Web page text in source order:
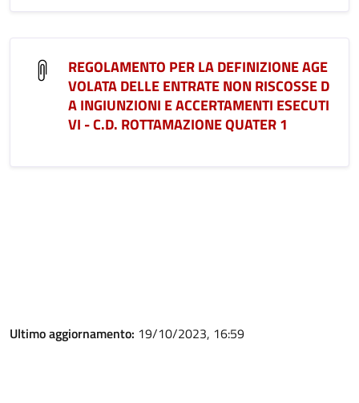
REGOLAMENTO PER LA DEFINIZIONE AGE
VOLATA DELLE ENTRATE NON RISCOSSE D
A INGIUNZIONI E ACCERTAMENTI ESECUTI
VI - C.D. ROTTAMAZIONE QUATER 1
Ultimo aggiornamento: 19/10/2023, 16:59